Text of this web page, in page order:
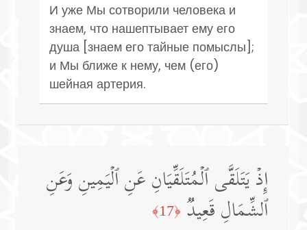
И уже Мы сотворили человека и
знаем, что нашептывает ему его
душа [знаем его тайные помыслы];
и Мы ближе к нему, чем (его)
шейная артерия.
إِذۡ یَتَلَقَّى ٱلۡمُتَلَقِّیَانِ عَنِ ٱلۡیَمِینِ وَعَنِ
ٱلشِّمَالِ قَعِیدࣱ ﴿17﴾